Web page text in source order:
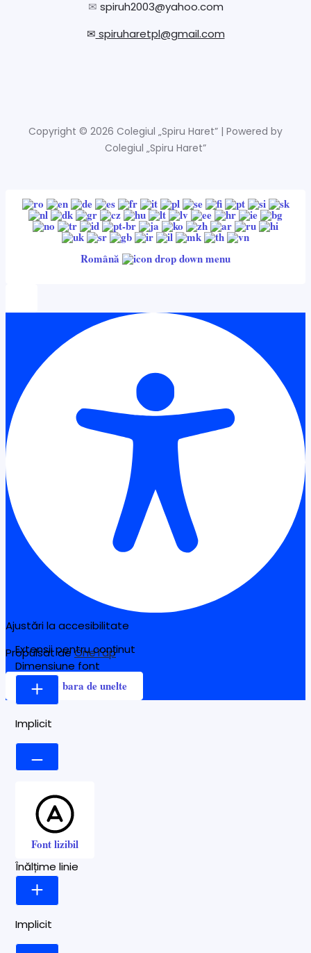
✉ spiruh2003@yahoo.com
✉ spiruharetpl@gmail.com
Copyright © 2026 Colegiul „Spiru Haret” | Powered by
Colegiul „Spiru Haret”
Română
Ajustări la accesibilitate
Propulsat deOneTap
Ascunde bara de unelte
Extensii pentru conținut
Dimensiune font
Implicit
Font lizibil
Înălțime linie
Implicit